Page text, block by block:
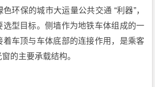
环保的城市大运量公共交通 “利器”，
选型目标。侧墙作为地铁车体组成的一
着车顶与车体底部的连接作用，是乘客
的主要承载结构。